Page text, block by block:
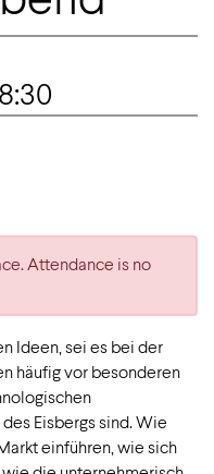
Attendance is no
Ideen, sei es bei der
häufig vor besonderen
Eisbergs sind. Wie
einführen, wie sich